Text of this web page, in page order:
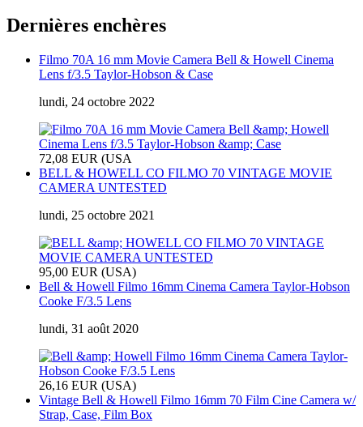
Dernières enchères
Filmo 70A 16 mm Movie Camera Bell & Howell Cinema
Lens f/3.5 Taylor-Hobson & Case
lundi, 24 octobre 2022
72,08 EUR (USA
BELL & HOWELL CO FILMO 70 VINTAGE MOVIE
CAMERA UNTESTED
lundi, 25 octobre 2021
95,00 EUR (USA)
Bell & Howell Filmo 16mm Cinema Camera Taylor-Hobson
Cooke F/3.5 Lens
lundi, 31 août 2020
26,16 EUR (USA)
Vintage Bell & Howell Filmo 16mm 70 Film Cine Camera w/
Strap, Case, Film Box